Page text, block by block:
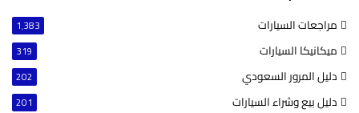
مراجعات السيارات 1٬383
ميكانيكا السيارات 319
دليل المرور السعودي 202
دليل بيع وشراء السيارات 201